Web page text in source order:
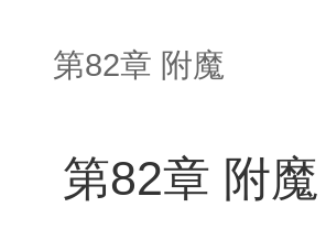
第82章 附魔
第82章 附魔